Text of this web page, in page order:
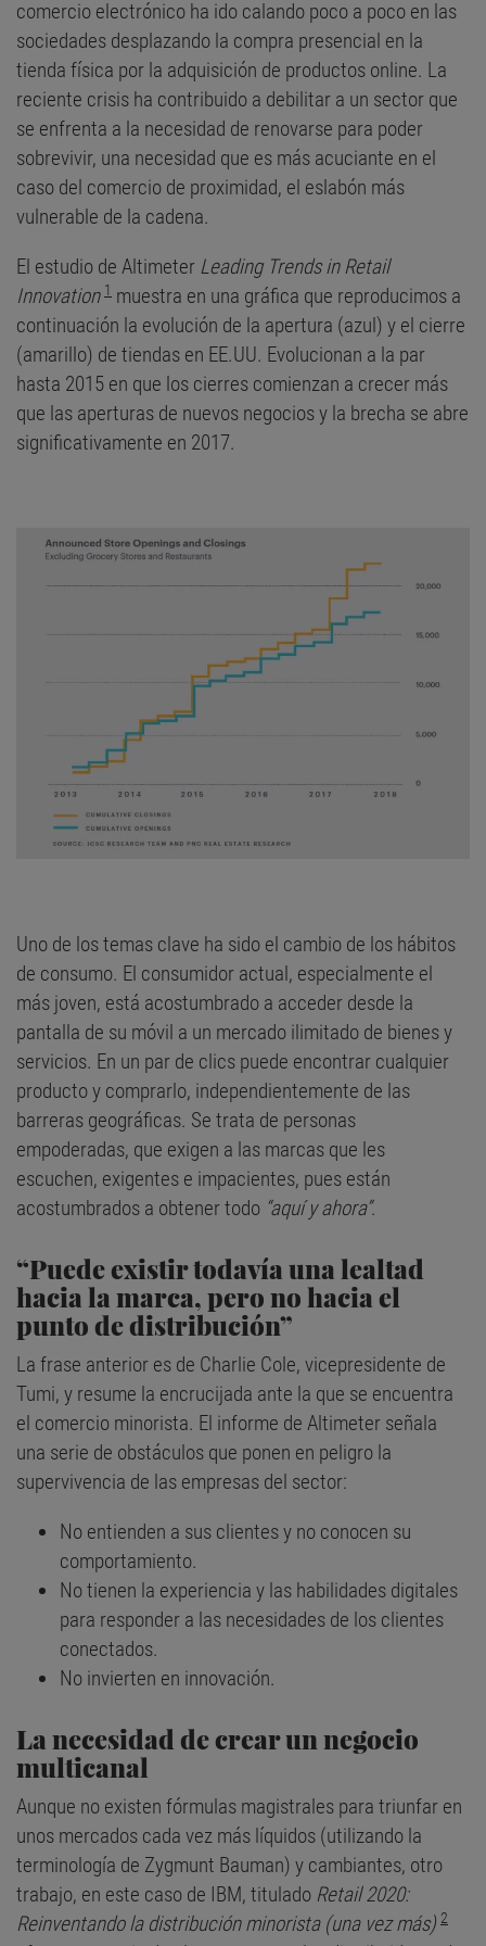
comercio electrónico ha ido calando poco a poco en las
sociedades desplazando la compra presencial en la
tienda física por la adquisición de productos online. La
reciente crisis ha contribuido a debilitar a un sector que
se enfrenta a la necesidad de renovarse para poder
sobrevivir, una necesidad que es más acuciante en el
caso del comercio de proximidad, el eslabón más
vulnerable de la cadena.
El estudio de Altimeter Leading Trends in Retail
Innovation 1 muestra en una gráfica que reproducimos a
continuación la evolución de la apertura (azul) y el cierre
(amarillo) de tiendas en EE.UU. Evolucionan a la par
hasta 2015 en que los cierres comienzan a crecer más
que las aperturas de nuevos negocios y la brecha se abre
significativamente en 2017.
Uno de los temas clave ha sido el cambio de los hábitos
de consumo. El consumidor actual, especialmente el
más joven, está acostumbrado a acceder desde la
pantalla de su móvil a un mercado ilimitado de bienes y
servicios. En un par de clics puede encontrar cualquier
producto y comprarlo, independientemente de las
barreras geográficas. Se trata de personas
empoderadas, que exigen a las marcas que les
escuchen, exigentes e impacientes, pues están
acostumbrados a obtener todo “aquí y ahora”.
“Puede existir todavía una lealtad
hacia la marca, pero no hacia el
punto de distribución”
La frase anterior es de Charlie Cole, vicepresidente de
Tumi, y resume la encrucijada ante la que se encuentra
el comercio minorista. El informe de Altimeter señala
una serie de obstáculos que ponen en peligro la
supervivencia de las empresas del sector:
No entienden a sus clientes y no conocen su
comportamiento.
No tienen la experiencia y las habilidades digitales
para responder a las necesidades de los clientes
conectados.
No invierten en innovación.
La necesidad de crear un negocio
multicanal
Aunque no existen fórmulas magistrales para triunfar en
unos mercados cada vez más líquidos (utilizando la
terminología de Zygmunt Bauman) y cambiantes, otro
trabajo, en este caso de IBM, titulado Retail 2020:
Reinventando la distribución minorista (una vez más) 2